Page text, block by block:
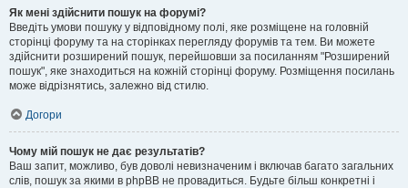
Як мені здійснити пошук на форумі?
Введіть умови пошуку у відповідному полі, яке розміщене на головній
сторінці форуму та на сторінках перегляду форумів та тем. Ви можете
здійснити розширений пошук, перейшовши за посиланням "Розширений
пошук", яке знаходиться на кожній сторінці форуму. Розміщення посилань
може відрізнятись, залежно від стилю.
Догори
Чому мій пошук не дає результатів?
Ваш запит, можливо, був доволі невизначеним і включав багато загальних
слів, пошук за якими в phpBB не провадиться. Будьте більш конкретні і